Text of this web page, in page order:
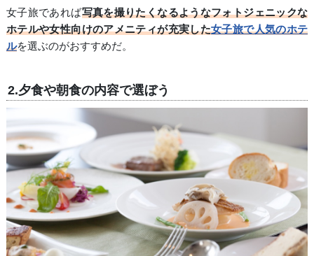
女子旅であれば写真を撮りたくなるようなフォトジェニックな
ホテルや女性向けのアメニティが充実した女子旅で人気のホテ
ルを選ぶのがおすすめだ。
2.夕食や朝食の内容で選ぼう